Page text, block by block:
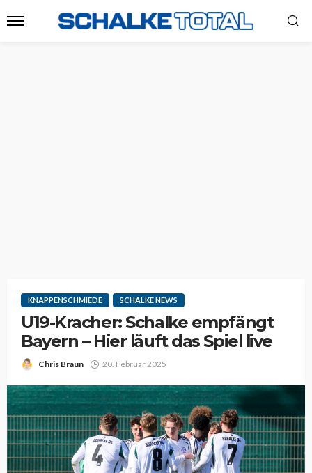
KNAPPENSCHMIEDE SCHALKE NEWS
U19-Kracher: Schalke empfängt
Bayern – Hier läuft das Spiel live
Chris Braun 20. Februar 2025